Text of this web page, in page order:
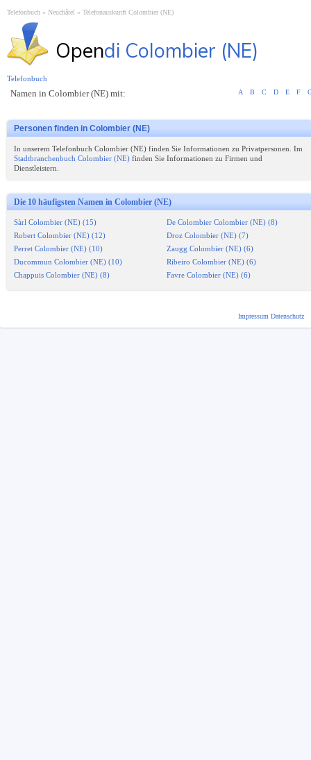
Telefonbuch Neuchâtel Telefonauskunft Colombier (NE)
Opendi Colombier (NE)
Namen in Colombier (NE) mit: A B C D E F
Personen finden in Colombier (NE)
In unserem Telefonbuch Colombier (NE) finden Sie Informationen zu Privatpersonen. Im
Stadtbranchenbuch Colombier (NE) finden Sie Informationen zu Firmen und
Dienstleistern.
Die 10 häufigsten Namen in Colombier (NE)
Sàrl Colombier (NE) (15)
Robert Colombier (NE) (12)
Perret Colombier (NE) (10)
Ducommun Colombier (NE) (10)
Chappuis Colombier (NE) (8)
De Colombier Colombier (NE) (8)
Droz Colombier (NE) (7)
Zaugg Colombier (NE) (6)
Ribeiro Colombier (NE) (6)
Favre Colombier (NE) (6)
Telefonbuch
Impressum Datenschutz